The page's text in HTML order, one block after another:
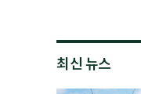
최신 뉴스